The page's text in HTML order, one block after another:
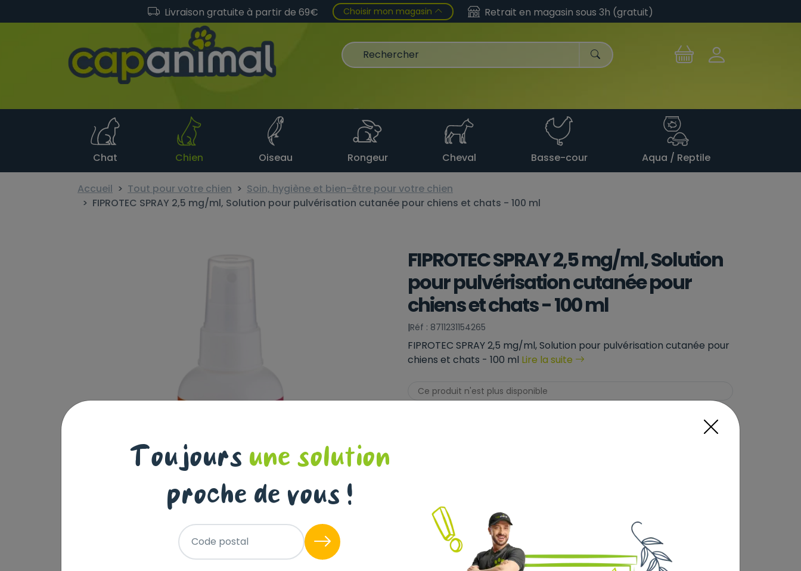
Livraison gratuite à partir de 69€ Choisir mon magasin Retrait en magasin sous 3h (gratuit)
Chat Chien Oiseau Rongeur Cheval Basse-cour Aqua / Reptile
Accueil Tout pour votre chien
Soin, hygiène et bien-être pour votre chien
FIPROTEC SPRAY 2,5 mg/ml, Solution pour pulvérisation cutanée pour chiens et chats - 100 ml
FIPROTEC SPRAY 2,5 mg/ml, Solution
pour pulvérisation cutanée pour
chiens et chats - 100 ml
|Réf : 8711231154265
FIPROTEC SPRAY 2,5 mg/ml, Solution pour pulvérisation cutanée pour
chiens et chats - 100 ml Lire la suite
Ce produit n'est plus disponible
Toujours une solution
proche de vous !
Code postal